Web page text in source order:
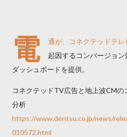
電
通が、コネクテッドテ
起因するコンバージョ
ダッシュボードを提供。
コネクテッドTV広告と地上波CM
分析
https://www.dentsu.co.jp/news/
010572.html